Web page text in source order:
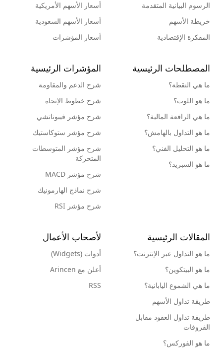
الرسوم البيانية المتقدمة
خريطة الأسهم
المفكرة الإقتصادية
أسعار الأسهم الأمريكية
أسعار الأسهم السعودية
أسعار المؤشرات
المصطلحات الرئيسية
ما هي النقطة؟
ما هو اللوت؟
ما هي الرافعة المالية؟
ما هو التداول بالهامش؟
ما هو التحليل الفني؟
ما هو السبريد؟
المؤشرات الرئيسية
شرح الدعم والمقاومة
شرح خطوط الإتجاه
شرح مؤشر فيبوناتشي
شرح مؤشر ستوكاستيك
شرح مؤشر المتوسطات
المتحركة
شرح مؤشر MACD
شرح نماذج الهارمونيك
شرح مؤشر RSI
المقالات الرئيسية
ما هو التداول عبر الإنترنت؟
ما هو البيتكوين؟
ما هي الشموع اليابانية؟
طريقة تداول الأسهم
طريقة تداول العقود مقابل
الفروقات
ما هو الفوركس؟
لأصحاب الأعمال
أدوات (Widgets)
أعلن مع Arincen
RSS